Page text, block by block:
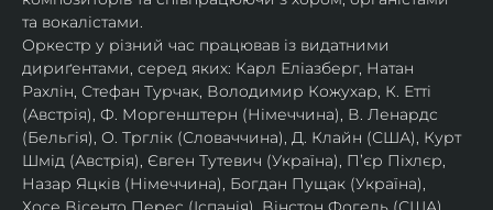
та вокалістами.
Оркестр у різний час працював із видатними
дириґентами, серед яких: Карл Еліазберг, Натан
Рахлін, Стефан Турчак, Володимир Кожухар, К. Етті
(Австрія), Ф. Моргенштерн (Німеччина), В. Ленардс
(Бельгія), О. Трглік (Словаччина), Д. Клайн (США), Курт
Шмід (Австрія), Євген Тутевич (Україна), П’єр Піхлєр,
Назар Яцків (Німеччина), Богдан Пущак (Україна),